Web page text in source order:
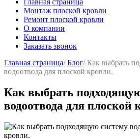
Главная страница
Монтаж плоской кровли
Ремонт плоской кровли
О компании
Контакты
Заказать звонок
Главная страница/Блог/Как выбрать
водоотвода для плоской кровли.
Как выбрать
водоотвода для плоской